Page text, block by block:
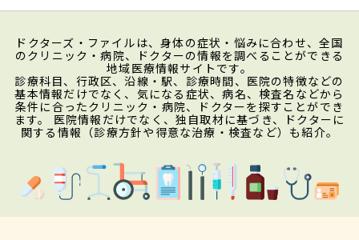
ドクターズ・ファイルは、身体の症状・悩みに合わせ、全国
のクリニック・病院、ドクターの情報を調べることができる
地域医療情報サイトです。
診療科目、行政区、沿線・駅、診療時間、医院の特徴などの
基本情報だけでなく、気になる症状、病名、検査名などから
条件に合ったクリニック・病院、ドクターを探すことができ
ます。 医院情報だけでなく、独自取材に基づき、ドクターに
関する情報（診療方針や得意な治療・検査など）も紹介。